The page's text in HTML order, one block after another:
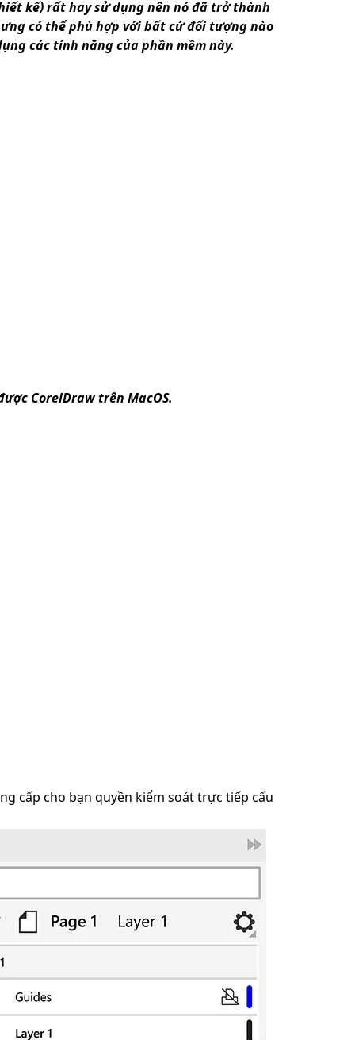
kế) rất hay sử dụng nên nó đã trở thành
có thể phù hợp với bất cứ đối tượng nào
các tính năng của phần mềm này.
CorelDraw trên MacOS.
cấp cho bạn quyền kiểm soát trực tiếp cấu